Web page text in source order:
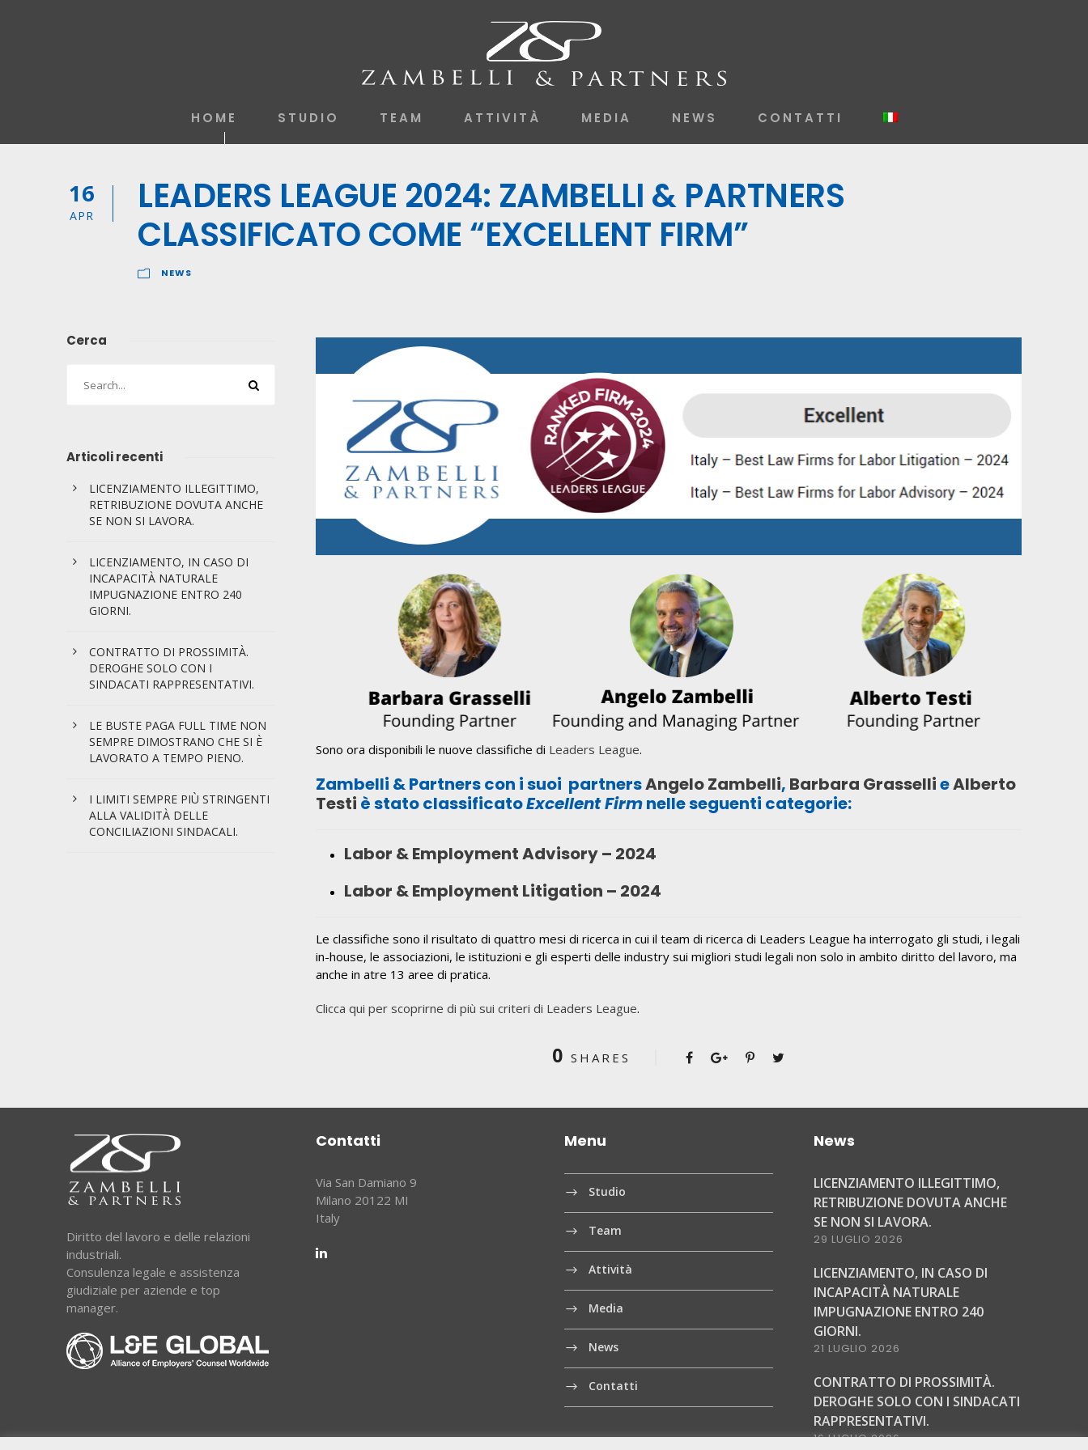
HOME STUDIO TEAM ATTIVITÀ MEDIA NEWS CONTATTI
16
APR
LEADERS LEAGUE 2024: ZAMBELLI & PARTNERS
CLASSIFICATO COME “EXCELLENT FIRM”
NEWS
Sono ora disponibili le nuove classifiche di Leaders League.
Zambelli & Partners con i suoi partnersAngelo Zambelli, Barbara GrassellieAlberto
Testi è stato classificatoExcellent Firmnelle seguenti categorie:
Labor & Employment Advisory – 2024
Labor & Employment Litigation – 2024
Le classifiche sono il risultato di quattro mesi di ricerca in cui il team di ricerca di Leaders League ha interrogato gli studi, i legali
in-house, le associazioni, le istituzioni e gli esperti delle industry sui migliori studi legali non solo in ambito diritto del lavoro, ma
anche in atre 13 aree di pratica.
Clicca qui per scoprirne di più sui criteri di Leaders League.
0 SHARES
Cerca
Articoli recenti
LICENZIAMENTO ILLEGITTIMO,
RETRIBUZIONE DOVUTA ANCHE
SE NON SI LAVORA.
LICENZIAMENTO, IN CASO DI
INCAPACITÀ NATURALE
IMPUGNAZIONE ENTRO 240
GIORNI.
CONTRATTO DI PROSSIMITÀ.
DEROGHE SOLO CON I
SINDACATI RAPPRESENTATIVI.
LE BUSTE PAGA FULL TIME NON
SEMPRE DIMOSTRANO CHE SI È
LAVORATO A TEMPO PIENO.
I LIMITI SEMPRE PIÙ STRINGENTI
ALLA VALIDITÀ DELLE
CONCILIAZIONI SINDACALI.
Diritto del lavoro e delle relazioni
industriali.
Consulenza legale e assistenza
giudiziale per aziende e top
manager.
Contatti
Via San Damiano 9
Milano 20122 MI
Italy
Menu
Studio
Team
Attività
Media
News
Contatti
News
LICENZIAMENTO ILLEGITTIMO,
RETRIBUZIONE DOVUTA ANCHE
SE NON SI LAVORA.
29 LUGLIO 2026
LICENZIAMENTO, IN CASO DI
INCAPACITÀ NATURALE
IMPUGNAZIONE ENTRO 240
GIORNI.
21 LUGLIO 2026
CONTRATTO DI PROSSIMITÀ.
DEROGHE SOLO CON I SINDACATI
RAPPRESENTATIVI.
16 LUGLIO 2026